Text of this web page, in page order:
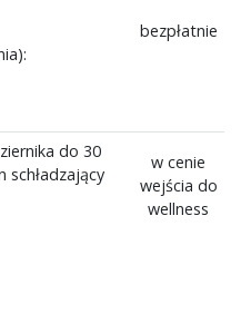
bezpłatnie
do 30
schładzający
w cenie
wejścia do
wellness